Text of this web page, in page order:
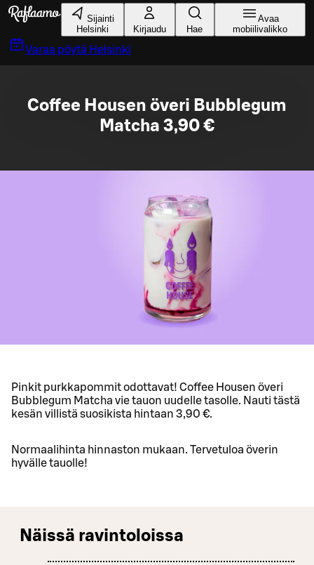
Siirry pääsisältöön
Sijainti
Helsinki
Kirjaudu Hae
Avaa
mobiilivalikko
Varaa pöytä Helsinki
Coffee Housen överi Bubblegum
Matcha 3,90 €
Pinkit purkkapommit odottavat! Coffee Housen överi
Bubblegum Matcha vie tauon uudelle tasolle. Nauti tästä
kesän villistä suosikista hintaan 3,90 €.
Normaalihinta hinnaston mukaan. Tervetuloa överin
hyvälle tauolle!
Näissä ravintoloissa